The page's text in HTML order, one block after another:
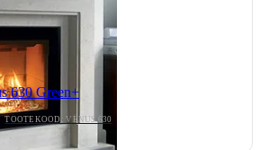
630 Green+
TOOTEKOOD: VENUS 630